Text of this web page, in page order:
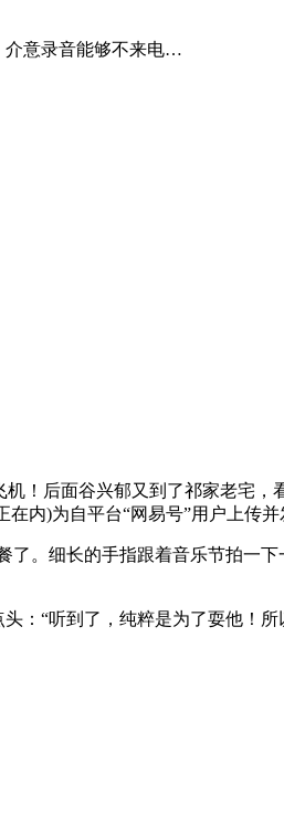
意录音能够不来电…
机！后面谷兴郁又到了祁家老宅
内)为自平台“网易号”用户上传并
细长的手指跟着音乐节拍一下
“听到了，纯粹是为了耍他！所